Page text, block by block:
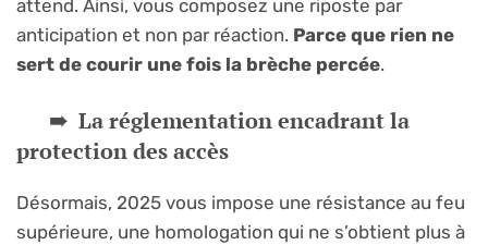
attend. Ainsi, vous composez une riposte par
anticipation et non par réaction. Parce que rien ne
sert de courir une fois la brèche percée.
La réglementation encadrant la
protection des accès
Désormais, 2025 vous impose une résistance au feu
supérieure, une homologation qui ne s’obtient plus à